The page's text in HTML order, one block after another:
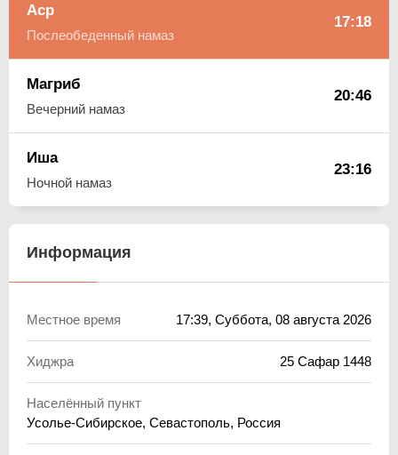
Аср
Послеобеденный намаз
17:18
Магриб
Вечерний намаз
20:46
Иша
Ночной намаз
23:16
Информация
Местное время 17:39, Суббота, 08 августа 2026
Хиджра 25 Сафар 1448
Населённый пункт
Усолье-Сибирское, Севастополь, Россия